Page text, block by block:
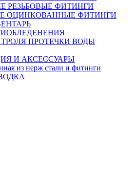
РЕЗЬБОВЫЕ ФИТИНГИ
ОЦИНКОВАННЫЕ ФИТИНГИ
ПРОТЕЧКИ ВОДЫ
И АКСЕССУАРЫ
из нерж стали и фитинги